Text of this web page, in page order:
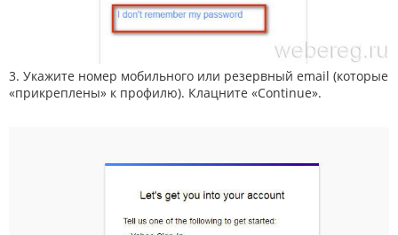
3. Укажите номер мобильного или резервный email (которые
«прикреплены» к профилю). Клацните «Continue».